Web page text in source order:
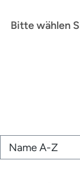
Bitte wählen